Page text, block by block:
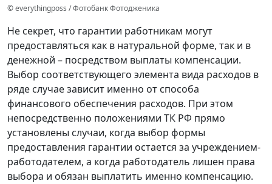
© everythingposs / Фотобанк Фотодженика
Не секрет, что гарантии работникам могут
предоставляться как в натуральной форме, так и в
денежной – посредством выплаты компенсации.
Выбор соответствующего элемента вида расходов в
ряде случае зависит именно от способа
финансового обеспечения расходов. При этом
непосредственно положениями ТК РФ прямо
установлены случаи, когда выбор формы
предоставления гарантии остается за учреждением-
работодателем, а когда работодатель лишен права
выбора и обязан выплатить именно компенсацию.